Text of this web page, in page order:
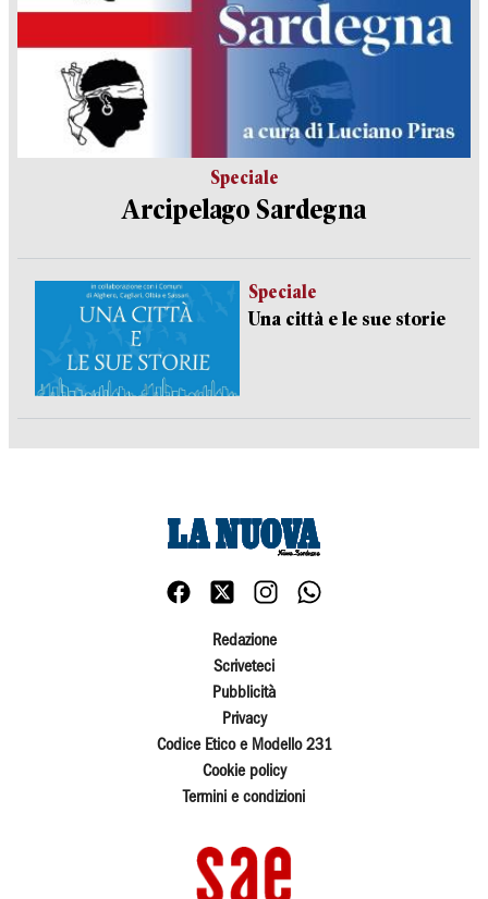
Speciale
Arcipelago Sardegna
Speciale
Una città e le sue storie
Redazione
Scriveteci
Pubblicità
Privacy
Codice Etico e Modello 231
Cookie policy
Termini e condizioni